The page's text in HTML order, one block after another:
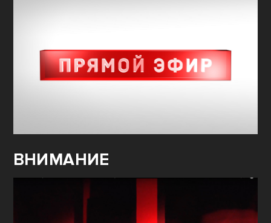
ВНИМАНИЕ